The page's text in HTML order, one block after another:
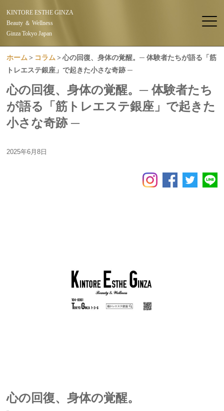
KINTORE ESTHE GINZA
Beauty ＆ Wellness
Ginza Tokyo Japan
ホーム コラム
心の回復、身体の覚醒。─ 体験者たちが語る「筋
トレエステ銀座」で起きた小さな奇跡 ─
心の回復、身体の覚醒。─ 体験者たち
が語る「筋トレエステ銀座」で起きた
小さな奇跡 ─
2025年6月8日
心の回復、身体の覚醒。